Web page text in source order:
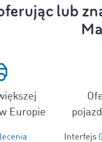
lub
Europie
Interfejs